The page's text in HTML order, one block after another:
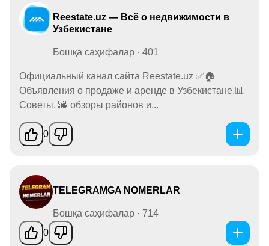
Reestate.uz — Всё о недвижимости в
Узбекистане
Бошқа саҳифалар · 401
Официальный канал сайта Reestate.uz ✅🏠
Объявления о продаже и аренде в Узбекистане.📊
Советы, 🌆 обзоры районов и...
0
TELEGRAMGA NOMERLAR
Бошқа саҳифалар · 714
0